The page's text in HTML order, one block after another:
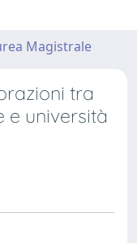
Magistrale
tra
e università